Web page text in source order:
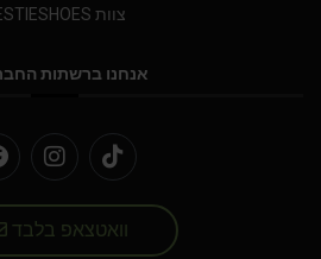
צוות BESTIESHOES
אנחנו ברשתות
וואטצאפ בלבד